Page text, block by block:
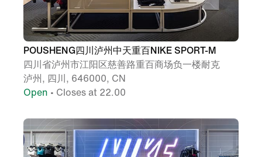
POUSHENG四川泸州中天重百NIKE SPORT-M
四川省泸州市江阳区慈善路重百商场负一楼耐克
泸州, 四川, 646000, CN
Open • Closes at 22.00